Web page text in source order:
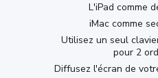
All second-display &
plus:
L'iPad comme
iMac comme
Utilisez un seul
pour 2
Diffusez l'écran de